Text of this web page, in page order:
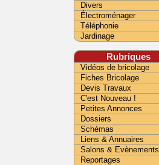
Divers
Électroménager
Téléphonie
Jardinage
Rubriques
Vidéos de bricolage
Fiches Bricolage
Devis Travaux
C'est Nouveau !
Petites Annonces
Dossiers
Schémas
Liens & Annuaires
Salons & Evènements
Reportages